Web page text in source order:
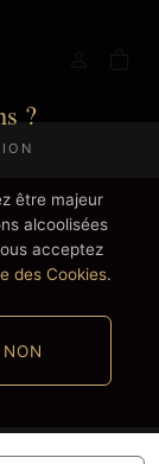
?
être majeur
alcoolisées
acceptez
des Cookies.
NON